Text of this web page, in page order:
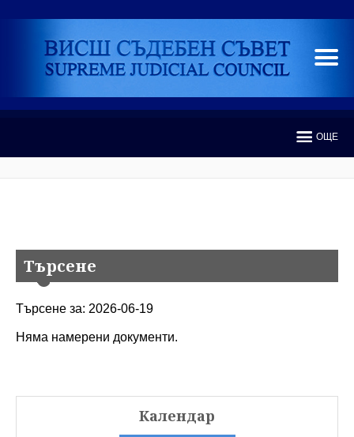
ОЩЕ
Търсене
Търсене за: 2026-06-19
Няма намерени документи.
Календар